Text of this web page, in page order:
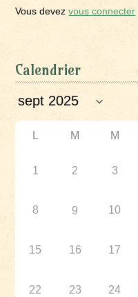
Vous devezvous connecter
Calendrier
L M M
1 2 3
8 9 10
15 16 17
22 23 24